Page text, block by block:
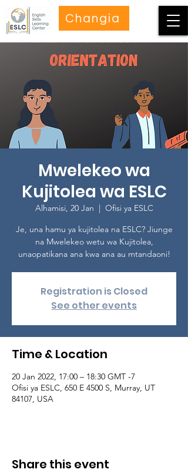
Changia
Mwelekeo wa
Kujitolea wa ESLC
Alhamisi, 20 Jan
  |
Ofisi ya ESLC
Je, una hamu ya kujitolea na ESLC? Jiunge
na Mwelekeo wetu wa Kujitolea,
unaopatikana ana kwa ana au mtandaoni!
Registration is Closed
See other events
Time & Location
20 Jan 2022, 17:00 – 18:30 GMT -7
Ofisi ya ESLC, 650 E 4500 S, Murray, UT
84107, USA
Share this event